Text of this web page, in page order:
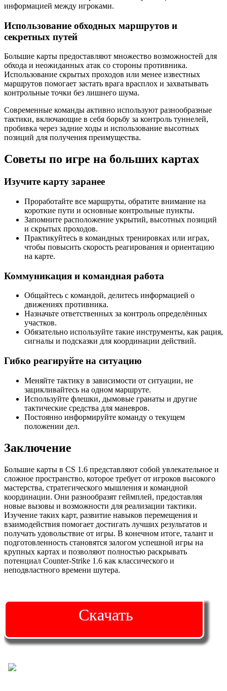
информацией между игроками.
Использование обходных маршрутов и
секретных путей
Большие карты предоставляют множество возможностей для
обхода и неожиданных атак со стороны противника.
Использование скрытых проходов или менее известных
маршрутов помогает застать врага врасплох и захватывать
контрольные точки без лишнего шума.
Современные команды активно используют разнообразные
тактики, включающие в себя борьбу за контроль туннелей,
пробивка через задние ходы и использование высотных
позиций для получения преимущества.
Советы по игре на больших картах
Изучите карту заранее
Проработайте все маршруты, обратите внимание на
короткие пути и основные контрольные пункты.
Запомните расположение укрытий, высотных позиций
и скрытых проходов.
Практикуйтесь в командных тренировках или играх,
чтобы повысить скорость реагирования и ориентацию
на карте.
Коммуникация и командная работа
Общайтесь с командой, делитесь информацией о
движениях противника.
Назначьте ответственных за контроль определённых
участков.
Обязательно используйте такие инструменты, как рация,
сигналы и подсказки для координации действий.
Гибко реагируйте на ситуацию
Меняйте тактику в зависимости от ситуации, не
зацикливайтесь на одном маршруте.
Используйте флешки, дымовые гранаты и другие
тактические средства для маневров.
Постоянно информируйте команду о текущем
положении дел.
Заключение
Большие карты в CS 1.6 представляют собой увлекательное и
сложное пространство, которое требует от игроков высокого
мастерства, стратегического мышления и командной
координации. Они разнообразят геймплей, предоставляя
новые вызовы и возможности для реализации тактики.
Изучение таких карт, развитие навыков перемещения и
взаимодействия помогает достигать лучших результатов и
получать удовольствие от игры. В конечном итоге, талант и
подготовленность становятся залогом успешной игры на
крупных картах и позволяют полностью раскрывать
потенциал Counter-Strike 1.6 как классического и
неподвластного времени шутера.
Скачать